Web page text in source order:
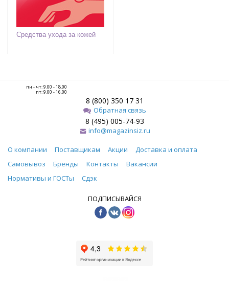
Средства ухода за кожей
пн - чт: 9.00 - 18.00
пт: 9.00 - 16.00
8 (800) 350 17 31
Обратная связь
8 (495) 005-74-93
info@magazinsiz.ru
О компании Поставщикам Акции
Доставка и оплата
Самовывоз
Бренды Контакты
Вакансии
Нормативы и ГОСТы
Сдэк
ПОДПИСЫВАЙСЯ